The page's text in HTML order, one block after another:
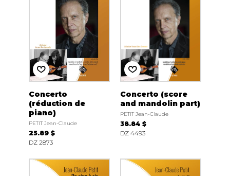
Concerto
(réduction de
piano)
PETIT Jean-Claude
25.89 $
DZ 2873
Concerto (score
and mandolin part)
PETIT Jean-Claude
38.84 $
DZ 4493